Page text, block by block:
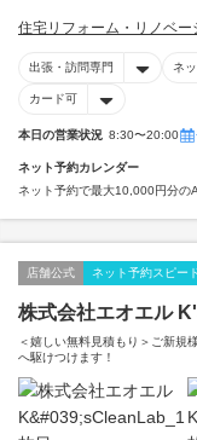
住宅リフォーム・リノベー
出張・訪問専門 ネ
カード可
本日の営業状況 8:30〜20:00
ネット予約カレンダー
ネット予約で最大10,000円分の
店舗公式 ネット予約スピー
株式会社エオエル
＜嬉しい無料見積もり＞ご新規
へ駆けつけます！